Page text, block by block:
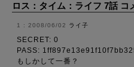
ロス：タイム：ライフ 7話 コ
2008/06/02 ライ子
SECRET: 0
PASS:
もしかして一番？